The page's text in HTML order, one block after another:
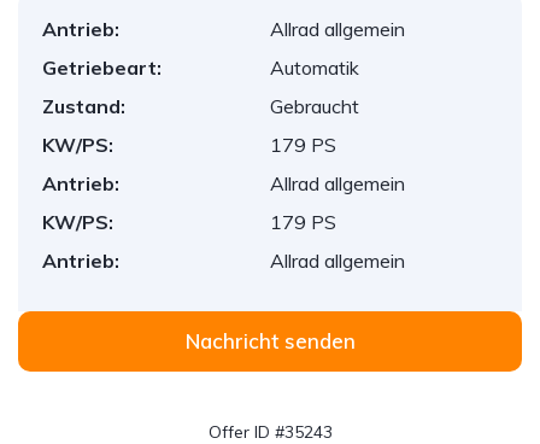
Antrieb:
Allrad allgemein
Getriebeart:
Automatik
Zustand:
Gebraucht
KW/PS:
179 PS
Antrieb:
Allrad allgemein
KW/PS:
179 PS
Antrieb:
Allrad allgemein
Nachricht senden
Offer ID #35243